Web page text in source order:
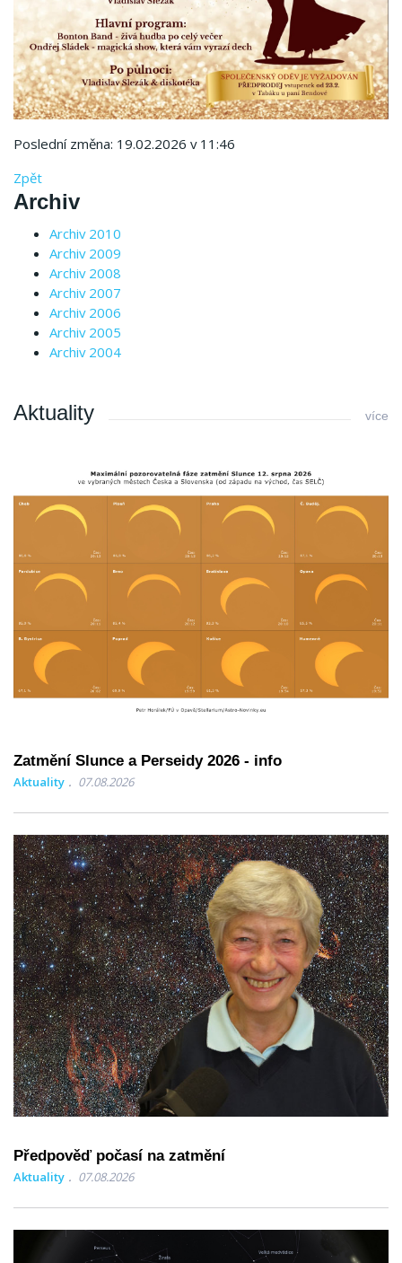
Poslední změna: 19.02.2026 v 11:46
Zpět
Archiv
Archiv 2010
Archiv 2009
Archiv 2008
Archiv 2007
Archiv 2006
Archiv 2005
Archiv 2004
Aktuality více
Zatmění Slunce a Perseidy 2026 - info
Aktuality 07.08.2026
Předpověď počasí na zatmění
Aktuality 07.08.2026